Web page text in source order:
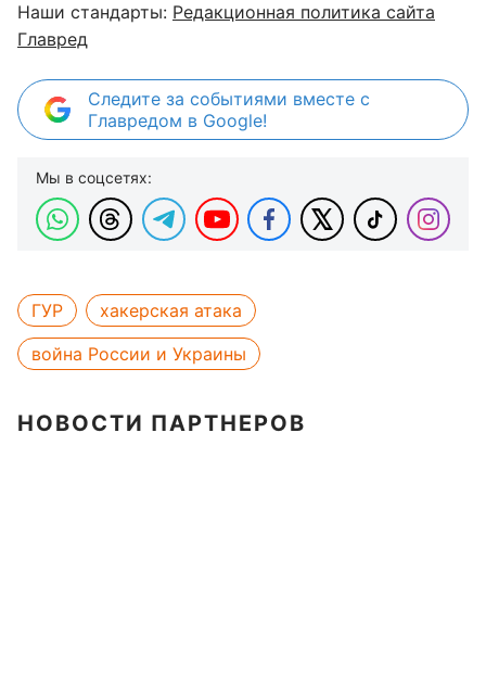
Наши стандарты: Редакционная политика сайта
Главред
Следите за событиями вместе с
Главредом в Google!
Мы в соцсетях:
ГУР
хакерская атака
война России и Украины
НОВОСТИ ПАРТНЕРОВ